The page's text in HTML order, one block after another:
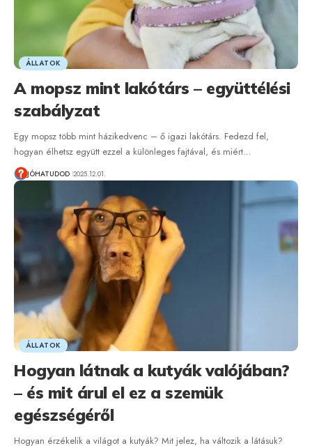
ÁLLATOK
A mopsz mint lakótárs – együttélési
szabályzat
Egy mopsz több mint házikedvenc – ő igazi lakótárs. Fedezd fel,
hogyan élhetsz együtt ezzel a különleges fajtával, és miért…
JÓHATUDOD 2025.12.01.
ÁLLATOK
Hogyan látnak a kutyák valójában?
– és mit árul el ez a szemük
egészségéről
Hogyan érzékelik a világot a kutyák? Mit jelez, ha változik a látásuk?